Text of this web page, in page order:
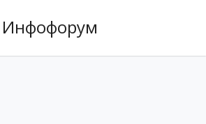
Инфофорум